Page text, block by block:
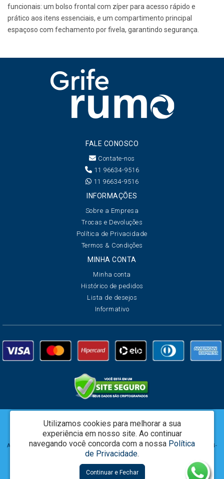
funcionais: um bolso frontal com zíper para acesso rápido e
prático aos itens essenciais, e um compartimento principal
espaçoso com fechamento por fivela, garantindo segurança.
FALE CONOSCO
Contate-nos
11 96634-9516
11 96634-9516
INFORMAÇÕES
Sobre a Empresa
Trocas e Devoluções
Política de Privacidade
Termos & Condições
MINHA CONTA
Minha conta
Histórico de pedidos
Lista de desejos
Informativo
Creata Brasil Serviços de Marketing Ltda - CNPJ: 01.625.223/0001-07 -
www.creatalatam.com
Alameda Grajaú 60, 3o. Andar Conj.304 – Alphaville - Barueri / SP - CEP: 06454-
050
Grife Rumo © 2026
Utilizamos cookies para melhorar a sua
experiência em nosso site. Ao continuar
navegando você concorda com a nossa Política
de Privacidade.
Continuar e Fechar